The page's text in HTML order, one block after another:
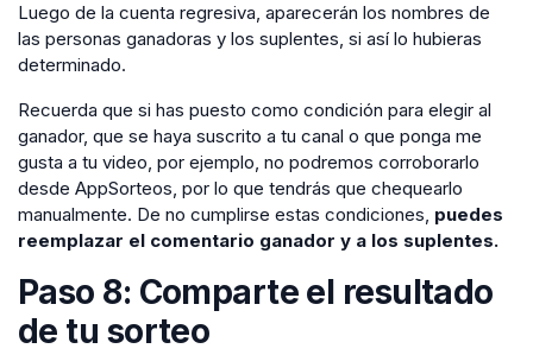
Luego de la cuenta regresiva, aparecerán los nombres de
las personas ganadoras y los suplentes, si así lo hubieras
determinado.
Recuerda que si has puesto como condición para elegir al
ganador, que se haya suscrito a tu canal o que ponga me
gusta a tu video, por ejemplo, no podremos corroborarlo
desde AppSorteos, por lo que tendrás que chequearlo
manualmente. De no cumplirse estas condiciones, puedes
reemplazar el comentario ganador y a los suplentes.
Paso 8: Comparte el resultado
de tu sorteo